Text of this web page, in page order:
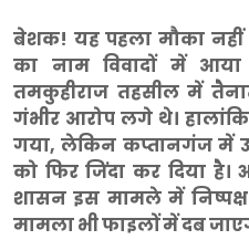
बेशक! यह पहला मौका नहीं
का नाम विवादों में
तमकुहीराज तहसील में
गंभीर आरोप लगे थे।
गया, लेकिन कप्तानगंज में
को फिर जिंदा कर दिया
शासन इस मामले में निष्पक्ष
मामला भी फाइलों में दब